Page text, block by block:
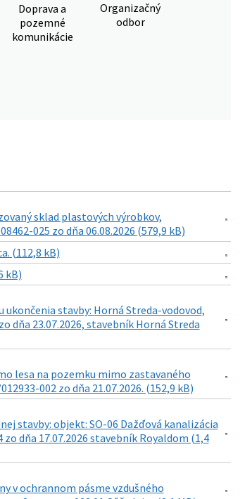
Doprava a
pozemné
komunikácie
Organizačný
odbor
sklad plastových výrobkov,
025 zo dňa 06.08.2026 (579,9 kB)
(112,8 kB)
kB)
stavby: Horná Streda-vodovod,
dňa 23.07.2026, stavebník Horná Streda
lesa na pozemku mimo zastavaného
002 zo dňa 21.07.2026. (152,9 kB)
stavby: objekt: SO-06 Dažďová kanalizácia
dňa 17.07.2026 stavebník Royaldom (1,4
v ochrannom pásme vzdušného